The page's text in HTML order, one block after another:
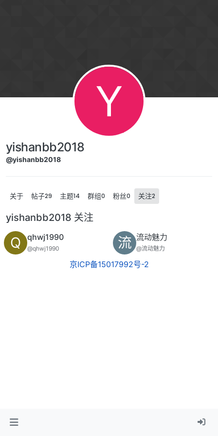
Y
yishanbb2018
@yishanbb2018
关于 帖子29 主题14 群组0 粉丝0 关注2
yishanbb2018 关注
Q qhwj1990
@qhwj1990 流 流动魅力
@流动魅力
京ICP备15017992号-2